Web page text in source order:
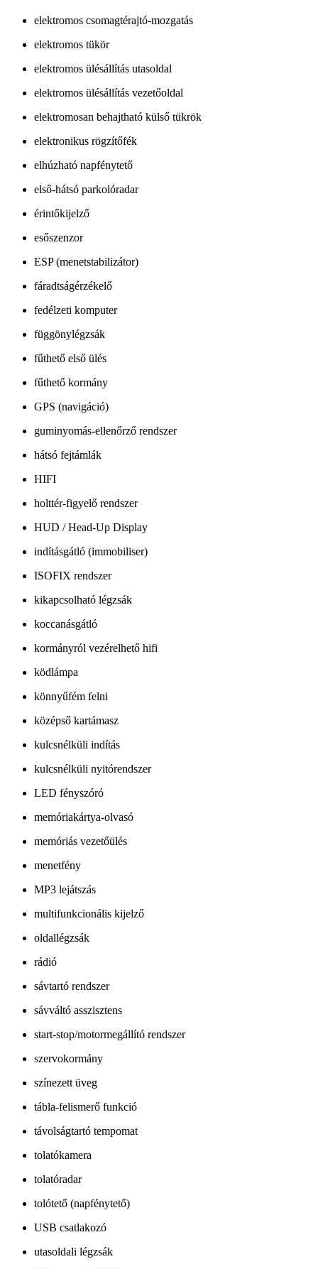
elektromos csomagtérajtó-mozgatás
elektromos tükör
elektromos ülésállítás utasoldal
elektromos ülésállítás vezetőoldal
elektromosan behajtható külső tükrök
elektronikus rögzítőfék
elhúzható napfénytető
első-hátsó parkolóradar
érintőkijelző
esőszenzor
ESP (menetstabilizátor)
fáradtságérzékelő
fedélzeti komputer
függönylégzsák
fűthető első ülés
fűthető kormány
GPS (navigáció)
guminyomás-ellenőrző rendszer
hátsó fejtámlák
HIFI
holttér-figyelő rendszer
HUD / Head-Up Display
indításgátló (immobiliser)
ISOFIX rendszer
kikapcsolható légzsák
koccanásgátló
kormányról vezérelhető hifi
ködlámpa
könnyűfém felni
középső kartámasz
kulcsnélküli indítás
kulcsnélküli nyitórendszer
LED fényszóró
memóriakártya-olvasó
memóriás vezetőülés
menetfény
MP3 lejátszás
multifunkcionális kijelző
oldallégzsák
rádió
sávtartó rendszer
sávváltó asszisztens
start-stop/motormegállító rendszer
szervokormány
színezett üveg
tábla-felismerő funkció
távolságtartó tempomat
tolatókamera
tolatóradar
tolótető (napfénytető)
USB csatlakozó
utasoldali légzsák